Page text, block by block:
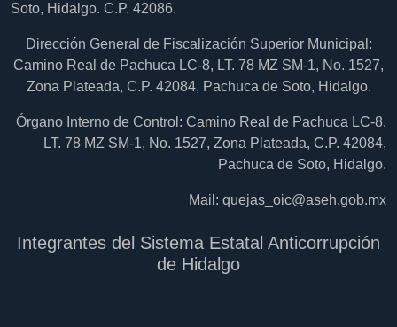
Soto, Hidalgo. C.P. 42086.
Dirección General de Fiscalización Superior Municipal:
Camino Real de Pachuca LC-8, LT. 78 MZ SM-1, No. 1527,
Zona Plateada, C.P. 42084, Pachuca de Soto, Hidalgo.
Órgano Interno de Control: Camino Real de Pachuca LC-8,
LT. 78 MZ SM-1, No. 1527, Zona Plateada, C.P. 42084,
Pachuca de Soto, Hidalgo.
Mail: quejas_oic@aseh.gob.mx
Integrantes del Sistema Estatal Anticorrupción
de Hidalgo